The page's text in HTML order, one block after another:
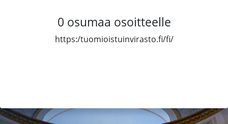
0 osumaa osoitteelle
https:/tuomioistuinvirasto.fi/fi/